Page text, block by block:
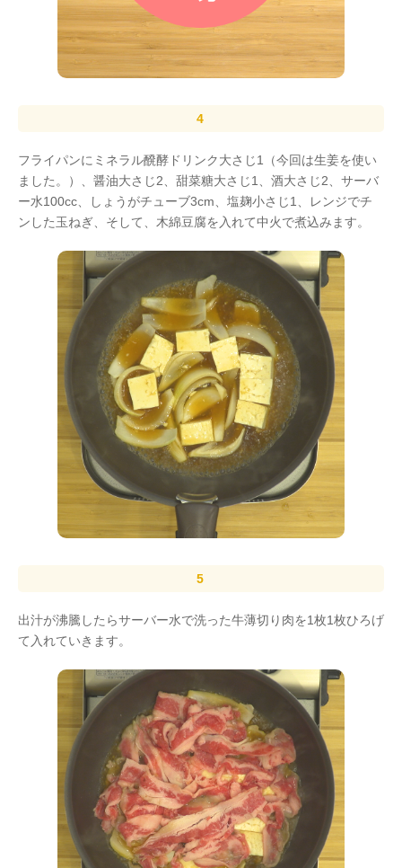
フライパンにミネラル醗酵ドリンク大さじ1（今回は生姜を使い
ました。）、醤油大さじ2、甜菜糖大さじ1、酒大さじ2、サーバ
ー水100cc、しょうがチューブ3cm、塩麹小さじ1、レンジでチ
ンした玉ねぎ、そして、木綿豆腐を入れて中火で煮込みます。
出汁が沸騰したらサーバー水で洗った牛薄切り肉を1枚1枚ひろげ
て入れていきます。